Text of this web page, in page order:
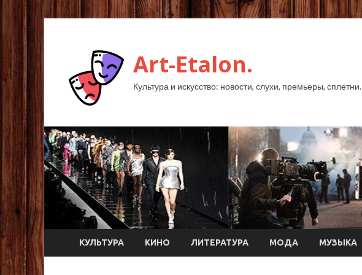
Art-Etalon.
Культура и искусство: новости, слухи, премьеры, сплетни.
КУЛЬТУРА КИНО ЛИТЕРАТУРА МОДА МУЗЫКА